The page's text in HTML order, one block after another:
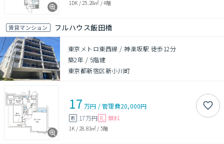
1DK / 25.28㎡ /4階
賃貸マンション フルハウス飯田橋
東京メトロ東西線 / 神楽坂駅 徒歩12分
築2年 / 5階建
東京都新宿区新小川町
17 万円 /管理費20,000円
敷 17万円 礼 無料
1K / 28.83㎡ / 5階